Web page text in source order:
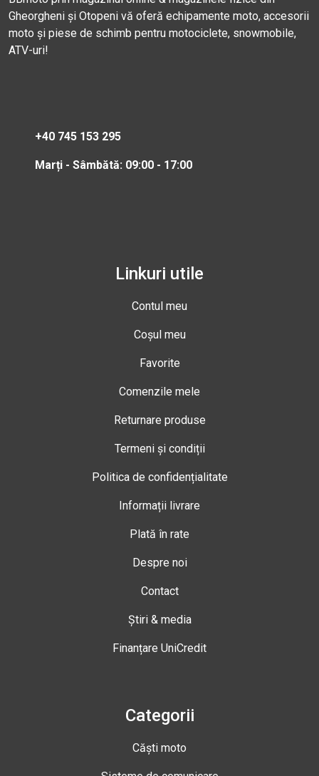
Gheorgheni și Otopeni vă oferă echipamente moto, accesorii
moto și piese de schimb pentru motociclete, snowmobile,
ATV-uri!
+40 745 153 295
Marți - Sâmbătă: 09:00 - 17:00
Linkuri utile
Contul meu
Coșul meu
Favorite
Comenzile mele
Returnare produse
Termeni și condiții
Politica de confidențialitate
Informații livrare
Plată în rate
Despre noi
Contact
Știri & media
Finanțare UniCredit
Categorii
Căști moto